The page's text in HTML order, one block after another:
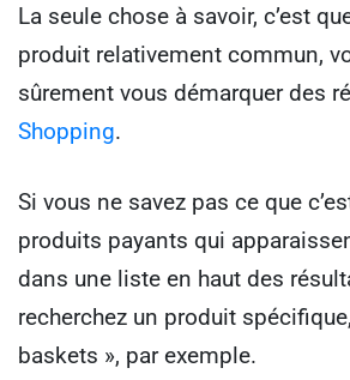
La seule chose à savoir, c’est
produit relativement commun,
sûrement vous démarquer des
Shopping.
Si vous ne savez pas ce que
produits payants qui
dans une liste en haut des
recherchez un produit
baskets », par exemple.